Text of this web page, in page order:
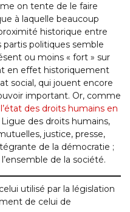
on tente de le faire
à laquelle beaucoup
historique entre
politiques semble
ou moins « fort » sur
en effet historiquement
social, qui jouent encore
important. Or, comme
des droits humains en
des droits humains,
justice, presse,
de la démocratie ;
de la société.
utilisé par la législation
de celui de